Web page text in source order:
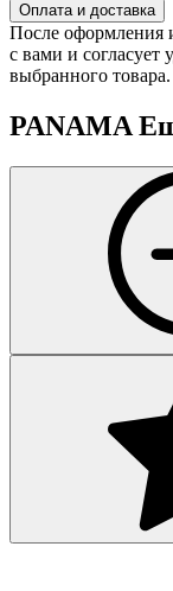
Оплата и доставка
После оформления
с вами и
выбранного товара.
PANAMA